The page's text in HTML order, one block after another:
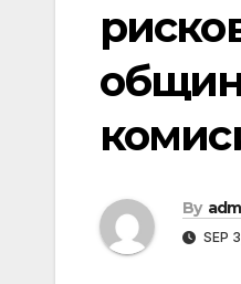
By
SEP